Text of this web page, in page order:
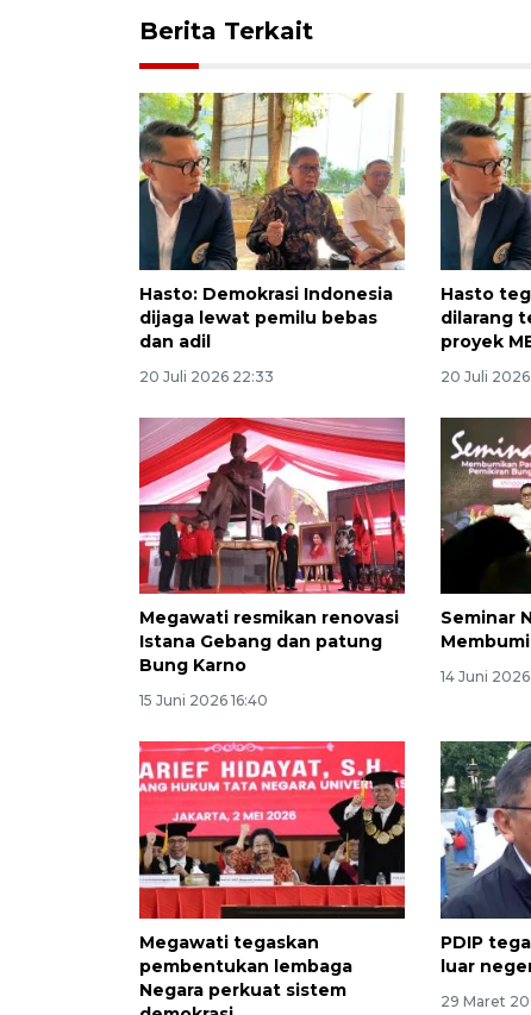
Berita Terkait
Hasto: Demokrasi Indonesia
dijaga lewat pemilu bebas
dan adil
20 Juli 2026 22:33
Hasto
dilarang
proyek
20 Juli 2026
Megawati resmikan renovasi
Istana Gebang dan patung
Bung Karno
15 Juni 2026 16:40
Seminar
14 Juni
Megawati tegaskan
pembentukan lembaga
Negara perkuat sistem
PDIP
luar
29 Maret